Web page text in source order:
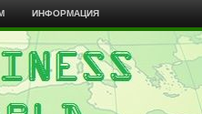
ИНФОРМАЦИЯ